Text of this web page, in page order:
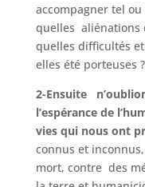
accompagner tel ou
quelles aliénations
quelles difficultés
elles été porteuses ?
2-Ensuite
l’espérance de
vies qui nous ont
connus et
mort, contre des